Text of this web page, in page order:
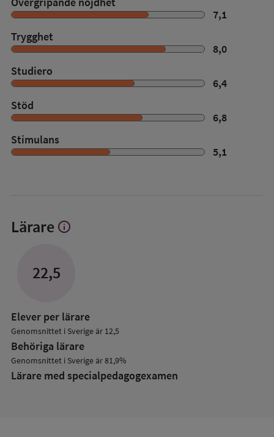
7,1
Trygghet
8,0
Studiero
6,4
Stöd
6,8
Stimulans
5,1
Lärare Visa
info
22,5
Elever per lärare
Genomsnittet i Sverige är 12,5
Behöriga lärare
Genomsnittet i Sverige är 81,9%
Lärare med specialpedagog­examen